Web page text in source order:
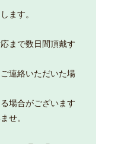
ます。
まで数日間頂戴す
連絡いただいた場
場合がございます
せ。